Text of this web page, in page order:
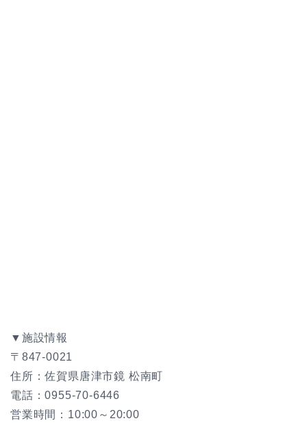
▼施設情報
〒847-0021
住所：佐賀県唐津市鏡 松南町
電話：0955-70-6446
営業時間：10:00～20:00